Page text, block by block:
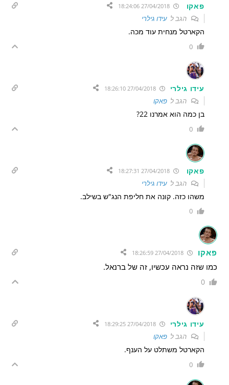
פאקו 27/04/2018 18:24:06
הגב לעידו גילרי
הקארטל מנחית עוד מכה.
0
עידו גילרי 27/04/2018 18:26:10
הגב לפאקו
בן כמה הוא אמרנו 22?
0
פאקו 27/04/2018 18:27:31
הגב לעידו גילרי
משהו כזה. קונה את חליפת הנג"ש בשילב.
0
פאקו 27/04/2018 18:26:59
כמו שזה נראה עכשיו, זה של ברנאל.
0
עידו גילרי 27/04/2018 18:29:25
הגב לפאקו
הקארטל משתלט על הענף.
0